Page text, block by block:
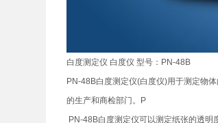
白度测定仪 白度仪 型号：PN-48B
PN-48B白度测定仪(白度仪)用于测定物
的生产和商检部门。P
PN-48B白度测定仪可以测定纸张的透